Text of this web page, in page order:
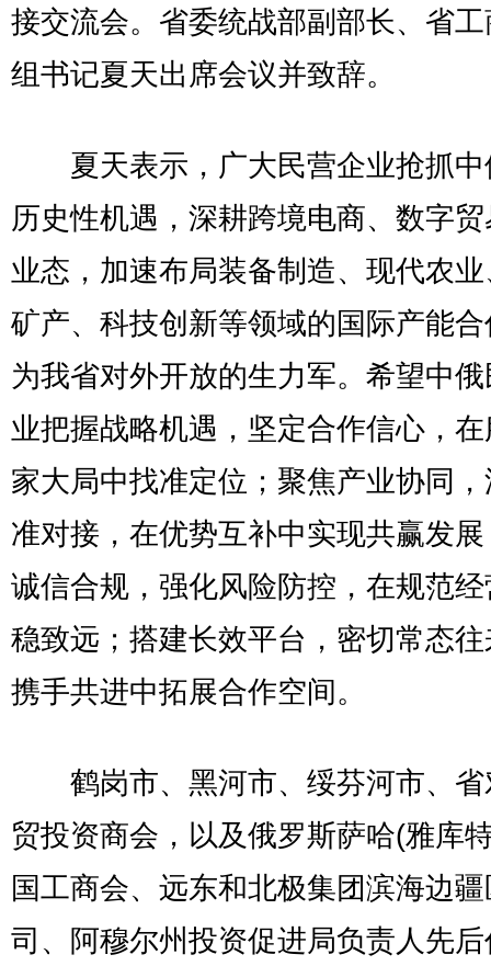
接交流会。省委统战部副部长、省
组书记夏天出席会议并致辞。
夏天表示，广大民营企业抢抓中
历史性机遇，深耕跨境电商、数字
业态，加速布局装备制造、现代农
矿产、科技创新等领域的国际产能
为我省对外开放的生力军。希望中
业把握战略机遇，坚定合作信心，
家大局中找准定位；聚焦产业协同
准对接，在优势互补中实现共赢发
诚信合规，强化风险防控，在规范
稳致远；搭建长效平台，密切常态
携手共进中拓展合作空间。
鹤岗市、黑河市、绥芬河市、省
贸投资商会，以及俄罗斯萨哈(雅库
国工商会、远东和北极集团滨海边
司、阿穆尔州投资促进局负责人先